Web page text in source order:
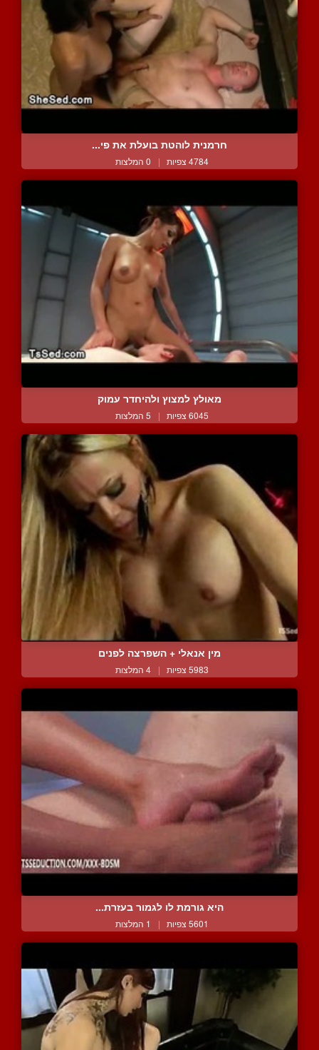
חרמנית לוהטת בועלת את פי...
4784 צפיות | 0 המלצות
מאולץ למצוץ ולהיחדר עמוק
6045 צפיות | 5 המלצות
מין אנאלי + השפרצה לפנים
5983 צפיות | 4 המלצות
היא גורמת לו לגמור בעזרת...
5601 צפיות | 1 המלצות